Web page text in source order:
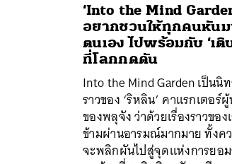
​​‘Into the Mind
อยากชวนให้ทุกคนหันม
ตนเอง ไปพร้อมกับ ‘เติ
ที่โลกกดดัน
Into the Mind Garden เป็นนิ
ราวของ ‘ริหลิน’ คาแรกเตอ
ของพลุจัง ว่าด้วยเรื่องราวขอ
ข้ามผ่านอารมณ์มากมาย ทั้งค
จะพลิกผันไปสู่จุดแห่งการยอม